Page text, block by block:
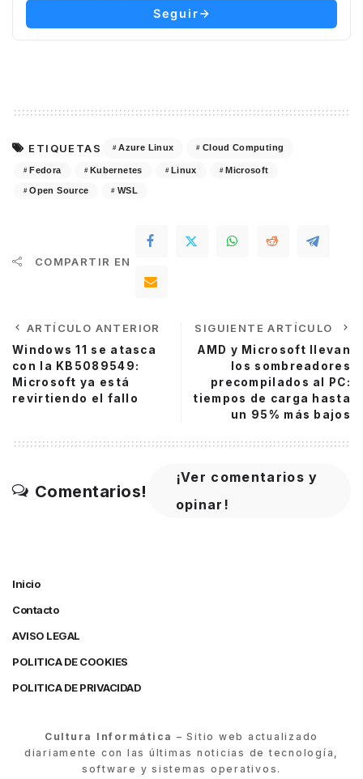
Seguir
ETIQUETAS Azure Linux Cloud Computing
Fedora Kubernetes Linux Microsoft
Open Source WSL
COMPARTIR EN
ARTÍCULO ANTERIOR
Windows 11 se atasca
con la KB5089549:
Microsoft ya está
revirtiendo el fallo
SIGUIENTE ARTÍCULO
AMD y Microsoft llevan
los sombreadores
precompilados al PC:
tiempos de carga hasta
un 95% más bajos
Comentarios!
¡Ver comentarios y
opinar!
Inicio
Contacto
AVISO LEGAL
POLITICA DE COOKIES
POLITICA DE PRIVACIDAD
Cultura Informática – Sitio web actualizado
diariamente con las últimas noticias de tecnología,
software y sistemas operativos.